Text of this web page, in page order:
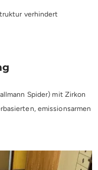
verhindert
Spider) mit Zirkon
emissionsarmen